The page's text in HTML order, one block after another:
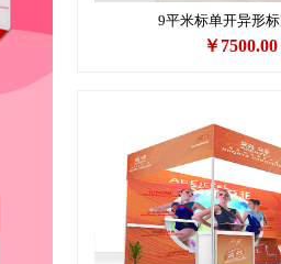
9平米标单开异形
￥7500.00